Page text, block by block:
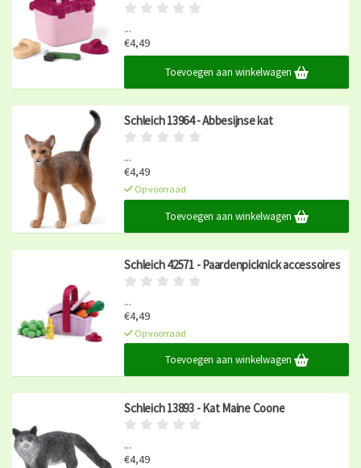
...
€4,49
Toevoegen aan winkelwagen
Schleich 13964 - Abbesijnse kat
...
€4,49
Op voorraad
Toevoegen aan winkelwagen
Schleich 42571 - Paardenpicknick accessoires
...
€4,49
Op voorraad
Toevoegen aan winkelwagen
Schleich 13893 - Kat Maine Coone
...
€4,49